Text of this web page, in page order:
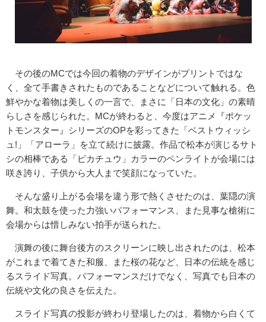
その後のMCでは今回の着物のデザインがプリントではな
く、全て手書きされたものであることなどについて触れる。色
鮮やかな着物は美しくの一言で、まさに「日本の文化」の素晴
らしさを感じられた。MCが終わると、今度はアニメ『ポケッ
トモンスター』シリーズのOPを彩ってきた「ベストウィッシ
ュ!」「アローラ」を立て続けに披露。作品で松本が演じるサト
シの相棒である「ピカチュウ」カラーのペンライトが会場には
咲き誇り、子供から大人まで笑顔になっていた。
そんな盛り上がる会場を違う形で熱くさせたのは、葉隠の演
舞。和太鼓を使った力強いパフォーマンス、また見事な槍術に
会場からは惜しみない拍手が送られた。
演舞の後に舞台後方のスクリーンに映し出されたのは、松本
がこれまで着てきた和服、また桜の花など、日本の伝統を感じ
るスライド写真。パフォーマンスだけでなく、写真でも日本の
伝統や文化の良さを伝えた。
スライド写真の投影が終わり登場したのは、着物から白くて